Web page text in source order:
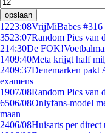
opslaan
1223:08VrijMiBabes
3523:07Random Pics van
214:30De
1409:40Meta krijgt half
2409:37Denemarken pakt
examens
1907/08Random Pics van
6506/08Onlyfans-model
maan
2406/08Huisarts per